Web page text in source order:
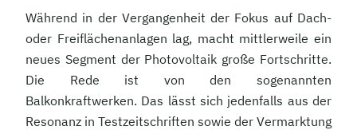
Während in der Vergangenheit der Fokus auf Dach-
oder Freiflächenanlagen lag, macht mittlerweile ein
neues Segment der Photovoltaik große Fortschritte.
Die Rede ist von den sogenannten
Balkonkraftwerken. Das lässt sich jedenfalls aus der
Resonanz in Testzeitschriften sowie der Vermarktung